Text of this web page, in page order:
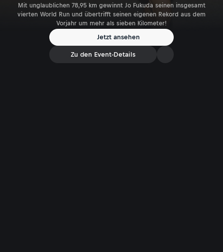
Mit unglaublichen 78,95 km gewinnt Jo Fukuda seinen insgesamt
vierten World Run und übertrifft seinen eigenen Rekord aus dem
Vorjahr um mehr als sieben Kilometer!
Jetzt ansehen
Zu den Event-Details